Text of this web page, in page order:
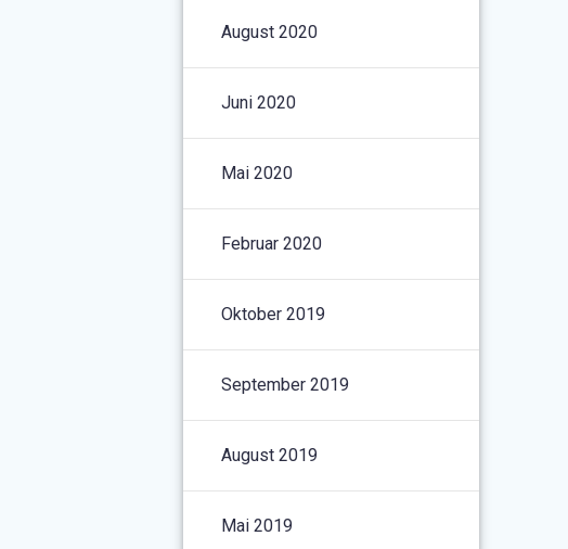
August 2020
Juni 2020
Mai 2020
Februar 2020
Oktober 2019
September 2019
August 2019
Mai 2019